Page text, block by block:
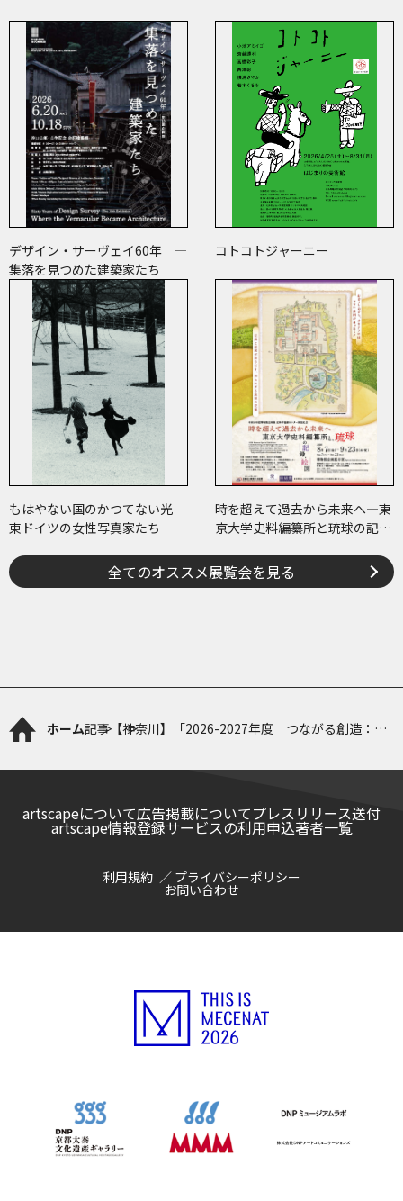
デザイン・サーヴェイ60年 ―
集落を見つめた建築家たち
コトコトジャーニー
もはやない国のかつてない光
東ドイツの女性写真家たち
時を超えて過去から未来へ―東
京大学史料編纂所と琉球の記
全てのオススメ展覧会を見る
ホーム記事【神奈川】「2026-2027年度 つながる創造：
artscapeについて広告掲載についてプレスリリース送付
artscape情報登録サービスの利用申込著者一覧
利用規約 プライバシーポリシー
お問い合わせ